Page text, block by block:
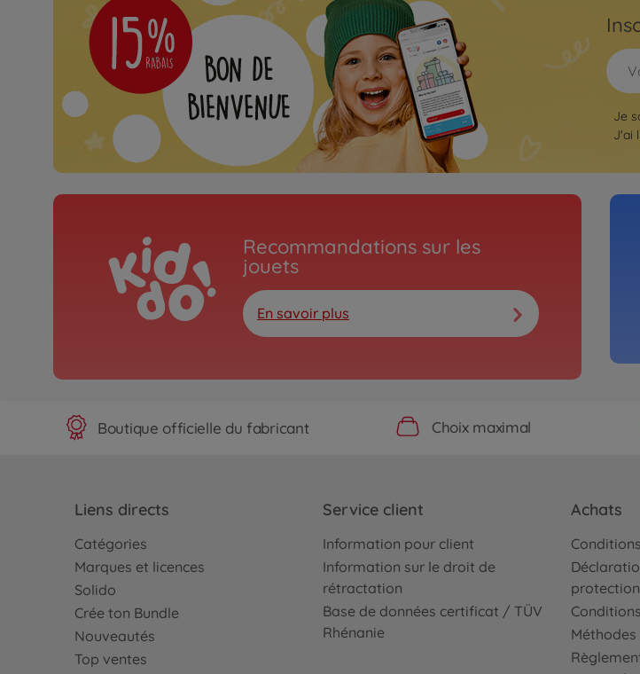
Je
J'ai
Recommandations sur les
jouets
En savoir plus
Boutique officielle du fabricant Choix maximal
Liens directs
Catégories
Marques et licences
Solido
Crée ton Bundle
Nouveautés
Top ventes
Service client
Information pour client
Information sur le droit de
rétractation
Base de données certificat / TÜV
Rhénanie
Achats